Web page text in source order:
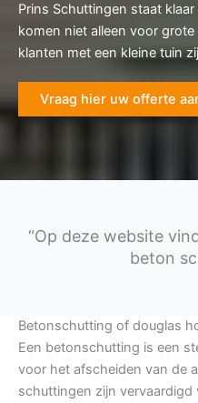
Prins Schuttingen staat
komen niet alleen voor
klanten met een kleine tuin
Vraag hier uw offerte
“Op deze website
beton
Betonschutting of douglas
Een betonschutting is een
voor het afscheiden van de
schuttingen zijn